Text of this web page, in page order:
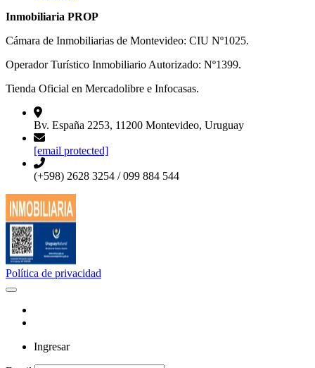
Inmobiliaria PROP
Cámara de Inmobiliarias de Montevideo: CIU Nº1025.
Operador Turístico Inmobiliario Autorizado: Nº1399.
Tienda Oficial en Mercadolibre e Infocasas.
Bv. España 2253, 11200 Montevideo, Uruguay
[email protected]
(+598) 2628 3254 / 099 884 544
Política de privacidad
Ingresar